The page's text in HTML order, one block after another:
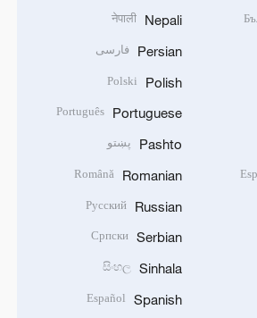
Nepali
नेपाली
Persian فارسی
Polish
Polski
Portuguese
Português
Pashto پښتو
Romanian
Română
Russian
Русский
Serbian
Српски
Sinhala
සිංහල
Spanish
Español